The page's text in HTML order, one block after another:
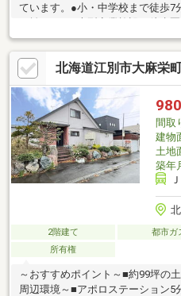
ています。●小・中学校まで徒歩7
です。●ランニングコストを抑え
を気にする現代のニーズにおスス
で、お庭スペースではバーベキュ
能です。●リビング横に洋室、2階
間取りです！●2階の納戸に加え
る生活スペースを確保できます。
出し入れもストレスフリーに行う
北海道江別市大麻栄
980
間取
建物
土地
築年
2階建て 都市ガ
所有権
～おすすめポイント～■約99坪の
周辺環境～■アポロステーション5